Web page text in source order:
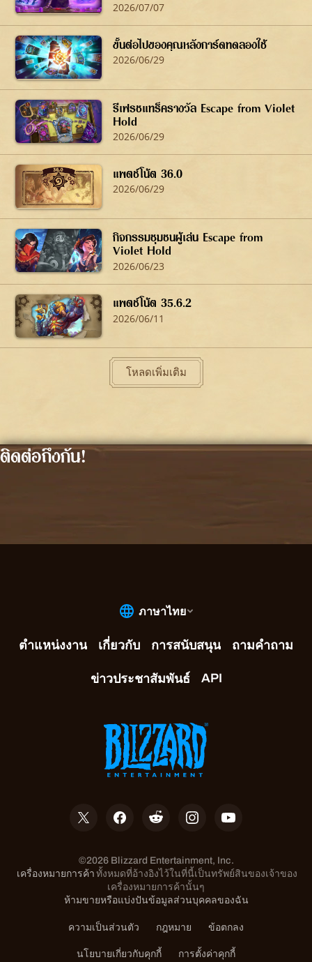
2026/07/07
ขั้นต่อไปของคุณหลังการ์ดทดลองใช้
2026/06/29
รีเฟรชแทร็ครางวัล Escape from Violet
Hold
2026/06/29
แพตช์โน้ต 36.0
2026/06/29
กิจกรรมชุมชนผู้เล่น Escape from
Violet Hold
2026/06/23
แพตช์โน้ต 35.6.2
2026/06/11
โหลดเพิ่มเติม
ติดต่อถึงกัน!